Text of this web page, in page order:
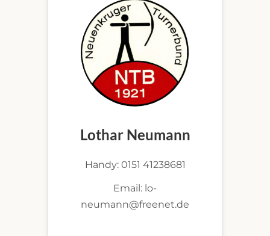
Lothar Neumann
Handy: 0151 41238681
Email: lo-
neumann@freenet.de